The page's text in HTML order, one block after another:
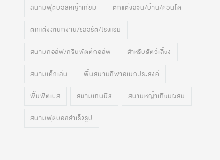
สนามฟุตบอลหญ้าเทียม ตกแต่งสวน/บ้าน/คอนโด
ตกแต่งสำนักงาน/รีสอร์ต/โรงแรม
สนามกอล์ฟ/กรีนพัตต์กอล์ฟ สำหรับสัตว์เลี้ยง
สนามเด็กเล่น พื้นสนามกีฬาอเนกประสงค์
พื้นฟิตเนส สนามเทนนิส สนามหญ้าเทียมผสม
สนามฟุตบอลสำเร็จรูป